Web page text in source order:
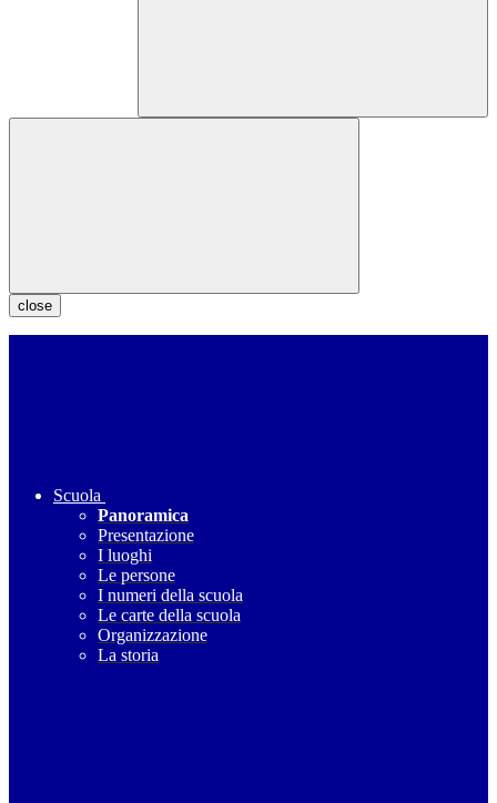
close
Scuola
Panoramica
Presentazione
I luoghi
Le persone
I numeri della scuola
Le carte della scuola
Organizzazione
La storia